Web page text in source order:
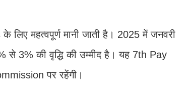
महत्वपूर्ण मानी जाती है। 2025 में जनवरी
से 3% की वृद्धि की उम्मीद है। यह 7th Pay
पर रहेंगी।